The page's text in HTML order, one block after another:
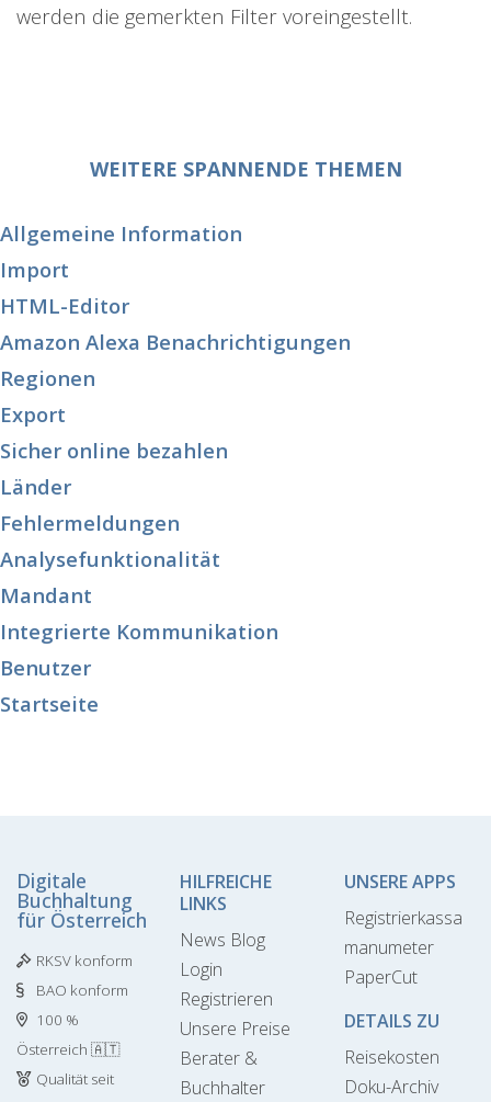
werden die gemerkten Filter voreingestellt.
WEITERE SPANNENDE THEMEN
Allgemeine Information
Import
HTML-Editor
Amazon Alexa Benachrichtigungen
Regionen
Export
Sicher online bezahlen
Länder
Fehlermeldungen
Analysefunktionalität
Mandant
Integrierte Kommunikation
Benutzer
Startseite
Digitale
Buchhaltung
für Österreich
RKSV konform
BAO konform
100 %
Österreich 🇦🇹
Qualität seit
HILFREICHE
LINKS
News Blog
Login
Registrieren
Unsere Preise
Berater &
Buchhalter
UNSERE APPS
Registrierkassa
manumeter
PaperCut
DETAILS ZU
Reisekosten
Doku-Archiv